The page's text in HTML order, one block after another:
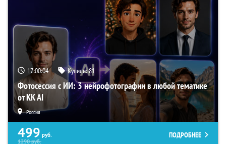
17:00:03 Купили:81
Фотосессия с ИИ: 3 нейрофотографии в любой тематике
от KK AI
Россия
499 руб.
1290руб.
ПОДРОБНЕЕ